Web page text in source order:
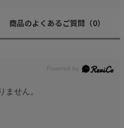
商品のよくあるご質問 （0）
ません。